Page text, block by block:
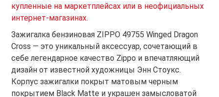
купленные на маркетплейсах или в неофициальных
интернет-магазинах.
Зажигалка бензиновая ZIPPO 49755 Winged Dragon
Cross — это уникальный аксессуар, сочетающий в
себе легендарное качество Zippo и впечатляющий
дизайн от известной художницы Энн Стоукс.
Корпус зажигалки покрыт матовым черным
покрытием Black Matte и украшен замысловатой